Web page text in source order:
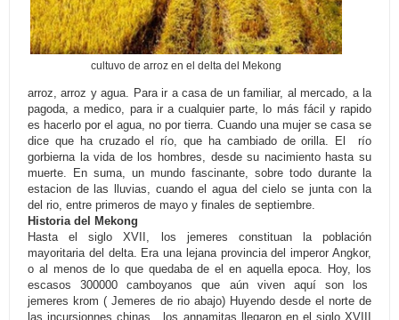
cultuvo de arroz en el delta del Mekong
arroz, arroz y agua. Para ir a casa de un familiar, al mercado, a la
pagoda, a medico, para ir a cualquier parte, lo más fácil y rapido
es hacerlo por el agua, no por tierra. Cuando una mujer se casa se
dice que ha cruzado el río, que ha cambiado de orilla. El río
gorbierna la vida de los hombres, desde su nacimiento hasta su
muerte. En suma, un mundo fascinante, sobre todo durante la
estacion de las lluvias, cuando el agua del cielo se junta con la
del rio, entre primeros de mayo y finales de septiembre.
Historia del Mekong
Hasta el siglo XVII, los jemeres constituan la población
mayoritaria del delta. Era una lejana provincia del imperor Angkor,
o al menos de lo que quedaba de el en aquella epoca. Hoy, los
escasos 300000 camboyanos que aún viven aquí son los
jemeres krom ( Jemeres de rio abajo) Huyendo desde el norte de
las incursionnes chinas, los annamitas llegaron en el siglo XVIII